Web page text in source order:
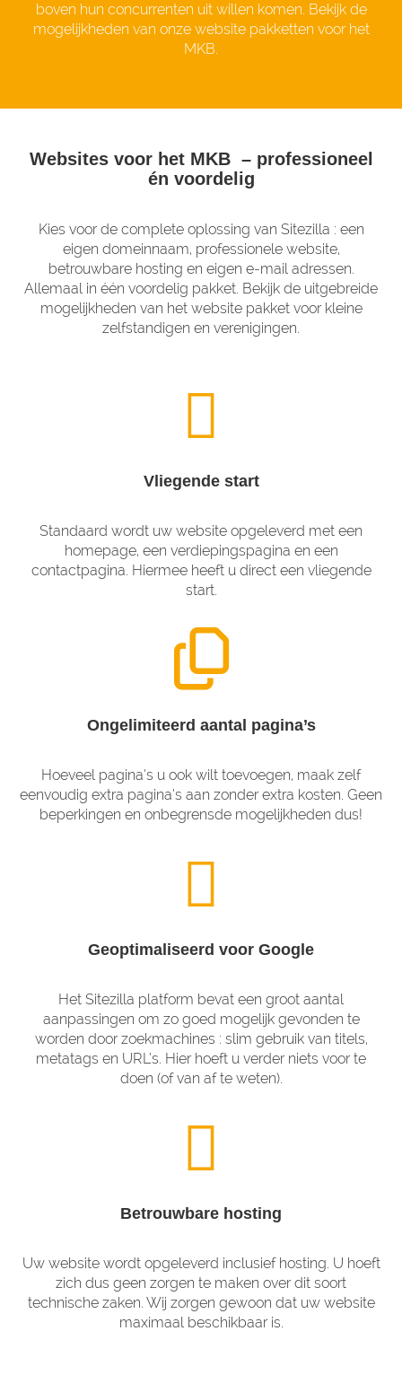
boven hun concurrenten uit willen komen. Bekijk de
mogelijkheden van onze website pakketten voor het
MKB.
Websites voor het MKB – professioneel
én voordelig
Kies voor de complete oplossing van Sitezilla : een
eigen domeinnaam, professionele website,
betrouwbare hosting en eigen e-mail adressen.
Allemaal in één voordelig pakket. Bekijk de uitgebreide
mogelijkheden van het website pakket voor kleine
zelfstandigen en verenigingen.
Vliegende start
Standaard wordt uw website opgeleverd met een
homepage, een verdiepingspagina en een
contactpagina. Hiermee heeft u direct een vliegende
start.
Ongelimiteerd aantal pagina’s
Hoeveel pagina’s u ook wilt toevoegen, maak zelf
eenvoudig extra pagina’s aan zonder extra kosten. Geen
beperkingen en onbegrensde mogelijkheden dus!
Geoptimaliseerd voor Google
Het Sitezilla platform bevat een groot aantal
aanpassingen om zo goed mogelijk gevonden te
worden door zoekmachines : slim gebruik van titels,
metatags en URL’s. Hier hoeft u verder niets voor te
doen (of van af te weten).
Betrouwbare hosting
Uw website wordt opgeleverd inclusief hosting. U hoeft
zich dus geen zorgen te maken over dit soort
technische zaken. Wij zorgen gewoon dat uw website
maximaal beschikbaar is.